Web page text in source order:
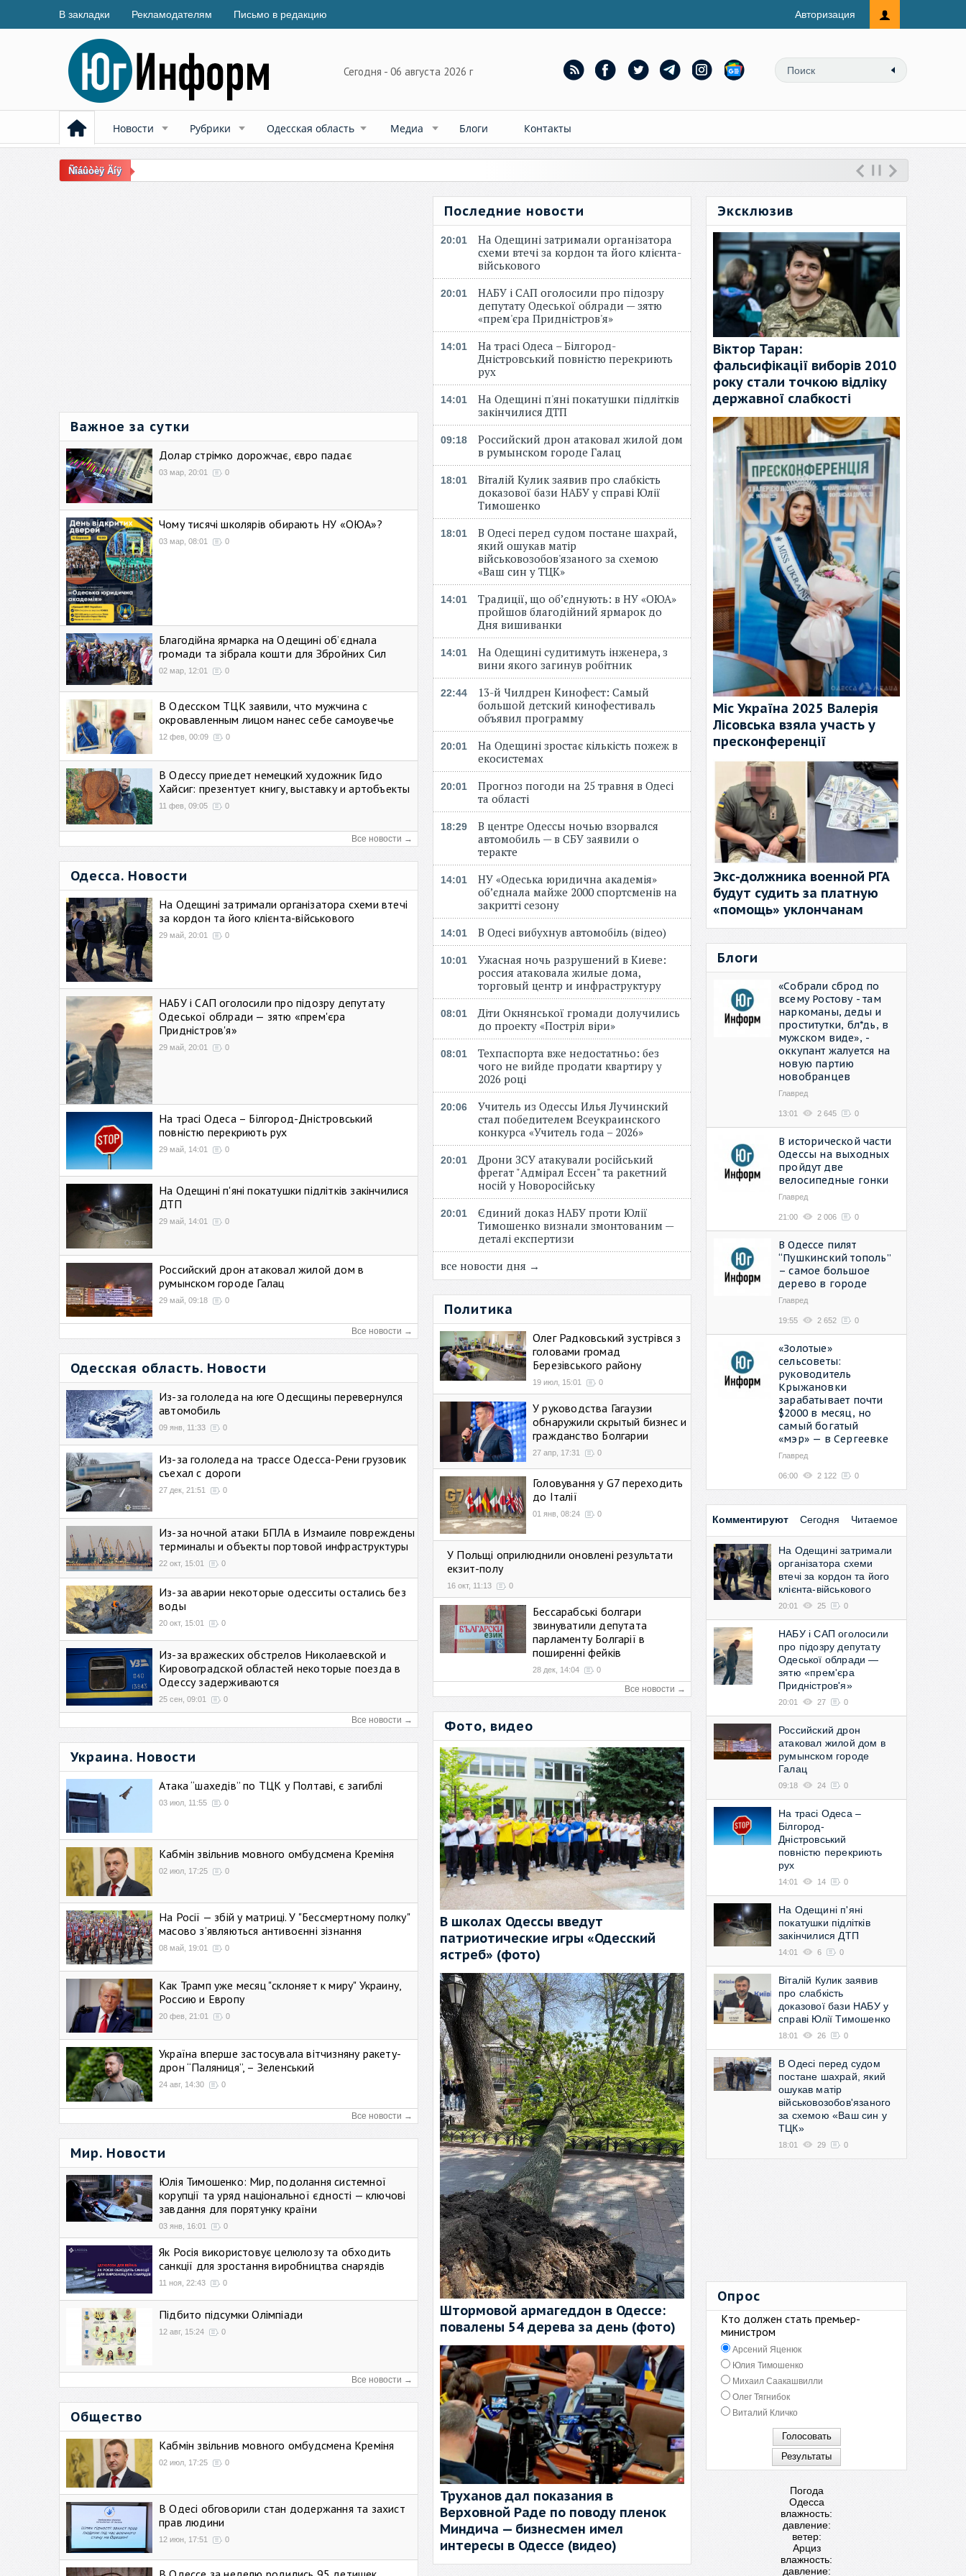
В закладки Рекламодателям Письмо в редакцию Авторизация
Сегодня - 06 августа 2026 г
Новости Рубрики Одесская область Медиа Блоги Контакты
Ñîáûòèÿ Äíÿ
Важное за сутки
Долар стрімко дорожчає, євро падає
03 мар, 20:01 0
Чому тисячі школярів обирають НУ «ОЮА»?
03 мар, 08:01 0
Благодійна ярмарка на Одещині об’єднала
громади та зібрала кошти для Збройних Сил
02 мар, 12:01 0
В Одесском ТЦК заявили, что мужчина с
окровавленным лицом нанес себе самоувечье
12 фев, 00:09 0
В Одессу приедет немецкий художник Гидо
Хайсиг: презентует книгу, выставку и артобъекты
11 фев, 09:05 0
Все новости →
Одесса. Новости
На Одещині затримали організатора схеми втечі
за кордон та його клієнта-військового
29 май, 20:01 0
НАБУ і САП оголосили про підозру депутату
Одеської облради — зятю «прем'єра
Придністров'я»
29 май, 20:01 0
На трасі Одеса – Білгород-Дністровський
повністю перекриють рух
29 май, 14:01 0
На Одещині п'яні покатушки підлітків закінчилися
ДТП
29 май, 14:01 0
Российский дрон атаковал жилой дом в
румынском городе Галац
29 май, 09:18 0
Все новости →
Одесская область. Новости
Из-за гололеда на юге Одесщины перевернулся
автомобиль
09 янв, 11:33 0
Из-за гололеда на трассе Одесса-Рени грузовик
съехал с дороги
27 дек, 21:51 0
Из-за ночной атаки БПЛА в Измаиле повреждены
терминалы и объекты портовой инфраструктуры
22 окт, 15:01 0
Из-за аварии некоторые одесситы остались без
воды
20 окт, 15:01 0
Из-за вражеских обстрелов Николаевской и
Кировоградской областей некоторые поезда в
Одессу задерживаются
25 сен, 09:01 0
Все новости →
Украина. Новости
Атака “шахедів” по ТЦК у Полтаві, є загиблі
03 июл, 11:55 0
Кабмін звільнив мовного омбудсмена Креміня
02 июл, 17:25 0
На Росії — збій у матриці. У "Бессмертному полку"
масово зʼявляються антивоєнні зізнання
08 май, 19:01 0
Как Трамп уже месяц "склоняет к миру" Украину,
Россию и Европу
20 фев, 21:01 0
Україна вперше застосувала вітчизняну ракету-
дрон “Паляниця”, – Зеленський
24 авг, 14:30 0
Все новости →
Мир. Новости
Юлія Тимошенко: Мир, подолання системної
корупції та уряд національної єдності — ключові
завдання для порятунку країни
03 янв, 16:01 0
Як Росія використовує целюлозу та обходить
санкції для зростання виробництва снарядів
11 ноя, 22:43 0
Підбито підсумки Олімпіади
12 авг, 15:24 0
Все новости →
Общество
Кабмін звільнив мовного омбудсмена Креміня
02 июл, 17:25 0
В Одесі обговорили стан додержання та захист
прав людини
12 июн, 17:51 0
Последние новости
20:01
На Одещині затримали організатора
схеми втечі за кордон та його клієнта-
військового
20:01
НАБУ і САП оголосили про підозру
депутату Одеської облради — зятю
«прем'єра Придністров'я»
14:01
На трасі Одеса – Білгород-
Дністровський повністю перекриють
рух
14:01
На Одещині п'яні покатушки підлітків
закінчилися ДТП
09:18
Российский дрон атаковал жилой дом
в румынском городе Галац
18:01
Віталій Кулик заявив про слабкість
доказової бази НАБУ у справі Юлії
Тимошенко
18:01
В Одесі перед судом постане шахрай,
який ошукав матір
військовозобов'язаного за схемою
«Ваш син у ТЦК»
14:01
Традиції, що об’єднують: в НУ «ОЮА»
пройшов благодійний ярмарок до
Дня вишиванки
14:01
На Одещині судитимуть інженера, з
вини якого загинув робітник
22:44
13-й Чилдрен Кинофест: Самый
большой детский кинофестиваль
объявил программу
20:01
На Одещині зростає кількість пожеж в
екосистемах
20:01
Прогноз погоди на 25 травня в Одесі
та області
18:29
В центре Одессы ночью взорвался
автомобиль — в СБУ заявили о
теракте
14:01
НУ «Одеська юридична академія»
об’єднала майже 2000 спортсменів на
закритті сезону
14:01 В Одесі вибухнув автомобіль (відео)
10:01
Ужасная ночь разрушений в Киеве:
россия атаковала жилые дома,
торговый центр и инфраструктуру
08:01
Діти Окнянської громади долучились
до проекту «Постріл віри»
08:01
Техпаспорта вже недостатньо: без
чого не вийде продати квартиру у
2026 році
20:06
Учитель из Одессы Илья Лучинский
стал победителем Всеукраинского
конкурса «Учитель года – 2026»
20:01
Дрони ЗСУ атакували російський
фрегат "Адмірал Ессен" та ракетний
носій у Новоросійську
20:01
Єдиний доказ НАБУ проти Юлії
Тимошенко визнали змонтованим —
деталі експертизи
все новости дня →
Политика
Олег Радковський зустрівся з
головами громад
Березівського району
19 июл, 15:01 0
У руководства Гагаузии
обнаружили скрытый бизнес и
гражданство Болгарии
27 апр, 17:31 0
Головування у G7 переходить
до Італії
01 янв, 08:24 0
У Польщі оприлюднили оновлені результати
екзит-полу
16 окт, 11:13 0
Бессарабські болгари
звинуватили депутата
парламенту Болгарії в
поширенні фейків
28 дек, 14:04 0
Все новости →
Фото, видео
В школах Одессы введут
патриотические игры «Одесский
ястреб» (фото)
Штормовой армагеддон в Одессе:
повалены 54 дерева за день (фото)
Труханов дал показания в
Верховной Раде по поводу пленок
Миндича — бизнесмен имел
интересы в Одессе (видео)
Эксклюзив
Віктор Таран:
фальсифікації виборів 2010
року стали точкою відліку
державної слабкості
Міс Україна 2025 Валерія
Лісовська взяла участь у
пресконференції
Экс-должника военной РГА
будут судить за платную
«помощь» уклончанам
Блоги
«Собрали сброд по
всему Ростову - там
наркоманы, деды и
проститутки, бл*дь, в
мужском виде», -
оккупант жалуется на
новую партию
новобранцев
Главред
13:01 2 645 0
В исторической части
Одессы на выходных
пройдут две
велосипедные гонки
Главред
21:00 2 006 0
В Одессе пилят
“Пушкинский тополь”
– самое большое
дерево в городе
Главред
19:55 2 652 0
«Золотые»
сельсоветы:
руководитель
Крыжановки
зарабатывает почти
$2000 в месяц, но
самый богатый
«мэр» — в Сергеевке
Главред
06:00 2 122 0
Комментируют Сегодня Читаемое
На Одещині затримали
організатора схеми
втечі за кордон та його
клієнта-військового
20:01 25 0
НАБУ і САП оголосили
про підозру депутату
Одеської облради —
зятю «прем'єра
Придністров'я»
20:01 27 0
Российский дрон
атаковал жилой дом в
румынском городе
Галац
09:18 24 0
На трасі Одеса –
Білгород-
Дністровський
повністю перекриють
рух
14:01 14 0
На Одещині п'яні
покатушки підлітків
закінчилися ДТП
14:01 6 0
Віталій Кулик заявив
про слабкість
доказової бази НАБУ у
справі Юлії Тимошенко
18:01 26 0
В Одесі перед судом
постане шахрай, який
ошукав матір
військовозобов'язаного
за схемою «Ваш син у
ТЦК»
18:01 29 0
Опрос
Кто должен стать премьер-
министром
Арсений Яценюк
Юлия Тимошенко
Михаил Саакашвилли
Олег Тягнибок
Виталий Кличко
Погода
Одесса
влажность:
давление:
ветер:
Арциз
влажность:
давление: